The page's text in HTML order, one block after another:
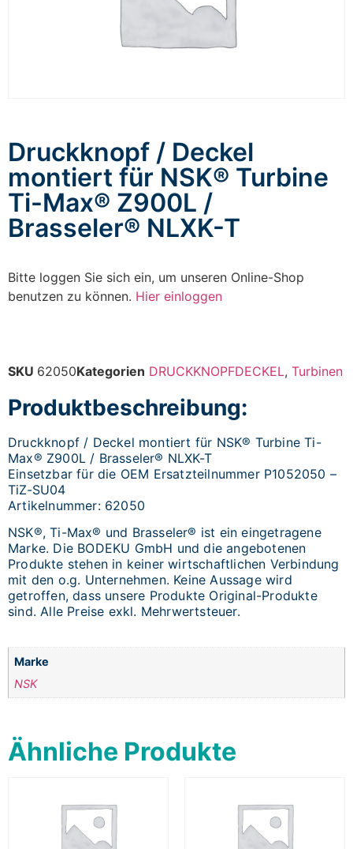
Druckknopf / Deckel
montiert für NSK® Turbine
Ti-Max® Z900L /
Brasseler® NLXK-T
Bitte loggen Sie sich ein, um unseren Online-Shop
benutzen zu können. Hier einloggen
SKU 62050Kategorien DRUCKKNOPFDECKEL, Turbinen
Produktbeschreibung:
Druckknopf / Deckel montiert für NSK® Turbine Ti-
Max® Z900L / Brasseler® NLXK-T
Einsetzbar für die OEM Ersatzteilnummer P1052050 –
TiZ-SU04
Artikelnummer: 62050
NSK®, Ti-Max® und Brasseler® ist ein eingetragene
Marke. Die BODEKU GmbH und die angebotenen
Produkte stehen in keiner wirtschaftlichen Verbindung
mit den o.g. Unternehmen. Keine Aussage wird
getroffen, dass unsere Produkte Original-Produkte
sind. Alle Preise exkl. Mehrwertsteuer.
Marke
NSK
Ähnliche Produkte